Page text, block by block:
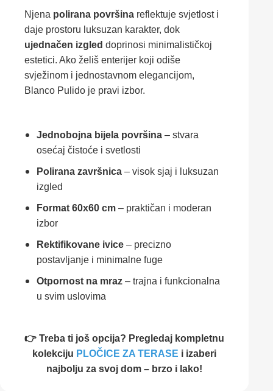
Njena polirana površina reflektuje svjetlost i
daje prostoru luksuzan karakter, dok
ujednačen izgled doprinosi minimalističkoj
estetici. Ako želiš enterijer koji odiše
svježinom i jednostavnom elegancijom,
Blanco Pulido je pravi izbor.
Jednobojna bijela površina – stvara
osećaj čistoće i svetlosti
Polirana završnica – visok sjaj i luksuzan
izgled
Format 60x60 cm – praktičan i moderan
izbor
Rektifikovane ivice – precizno
postavljanje i minimalne fuge
Otpornost na mraz – trajna i funkcionalna
u svim uslovima
👉 Treba ti još opcija? Pregledaj kompletnu
kolekciju PLOČICE ZA TERASE i izaberi
najbolju za svoj dom – brzo i lako!